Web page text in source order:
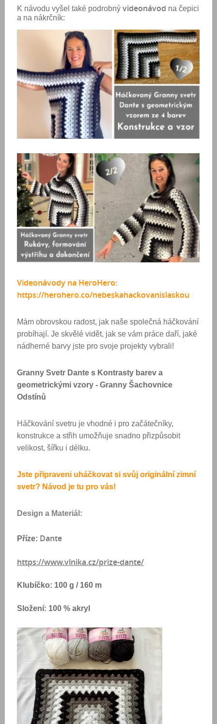
K návodu vyšel také podrobný videonávod na čepici
a na nákrčník:
Videonávody na HeroHero:
https://herohero.co/nebeskahackovanislaskou
Mám obrovskou radost, jak naše společná háčkování
probíhají. Je skvělé vidět, jak se vám práce daří, jaké
nádherné barvy jste pro svoje projekty vybrali!
Granny Svetr Dante s Kontrasty barev a
geometrickými vzory - Granny Šachovnice
Odstínů
Háčkování svetru je vhodné i pro začátečníky,
konstrukce a střih umožňuje snadno přizpůsobit
velikost, šířku i délku.
Jste připraveni uháčkovat si svůj originální zimní
svetr? Návod je tu pro vás!
Design a Materiál:
Příze: Dante
https://www.vlnika.cz/prize-dante/
Klubíčko: 100 g / 160 m
Složení: 100 % akryl